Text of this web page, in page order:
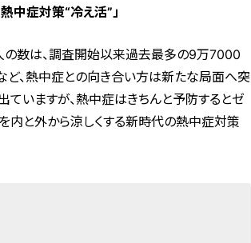
中症対策“冷え活”」
数は、調査開始以来過去最多の9万7000
ど、熱中症との向き合い方は新たな局面へ突
ていますが、熱中症はきちんと予防するとゼ
内と外から涼しくする新時代の熱中症対策